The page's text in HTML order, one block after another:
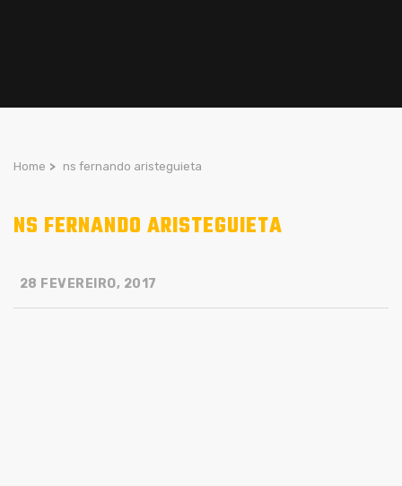
Home > ns fernando aristeguieta
NS FERNANDO ARISTEGUIETA
28 FEVEREIRO, 2017